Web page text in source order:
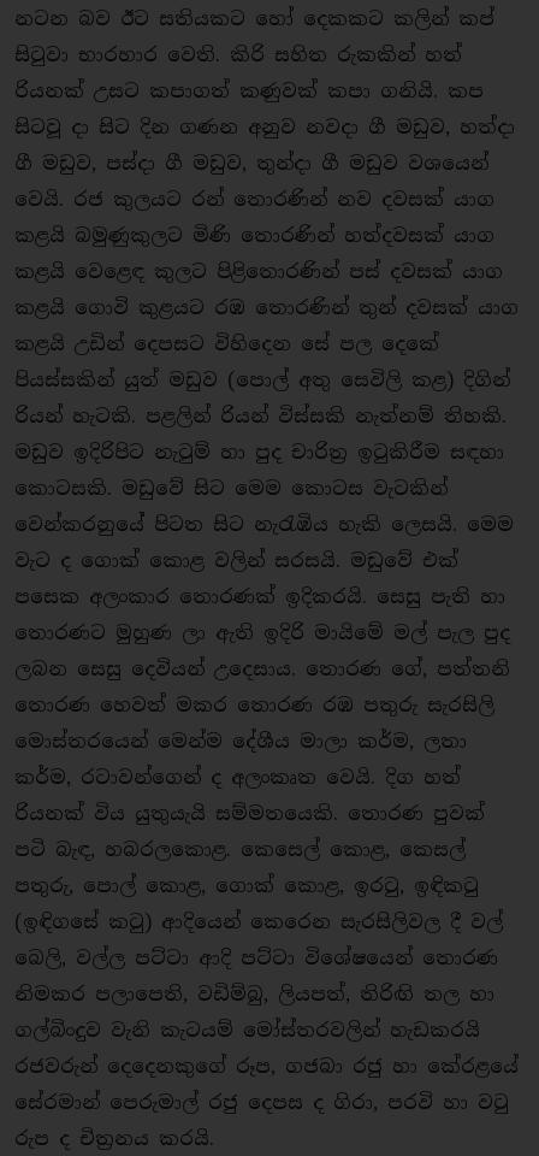
නටන බව ඊට සතියකට හෝ දෙකකට කලින් කප්
සිටුවා භාරහාර වෙති. කිරි සහිත රුකකින් හත්
රියනක් උසට කපාගත් කණුවක් කපා ගනියි. කප
සිටවූ දා සිට දින ගණන අනුව නවදා ගී මඩුව, හත්දා
ගී මඩුව, පස්දා ගී මඩුව, තුන්දා ගී මඩුව වශයෙන්
වෙයි. රජ කුලයට රන් තොරණින් නව දවසක් යාග
කළයි බමුණුකුලට මිණි තොරණින් හත්දවසක් යාග
කළයි වෙළෙඳ කුලට පිළිතොරණින් පස් දවසක් යාග
කළයි ගොවි කුළයට රඹ තොරණින් තුන් දවසක් යාග
කළයි උඩින් දෙපසට විහිදෙන සේ පල දෙකේ
පියස්සකින් යුත් මඩුව (පොල් අතු සෙවිලි කළ) දිගින්
රියන් හැටකි. පළලින් රියන් විස්සකි නැත්නම් තිහකි.
මඩුව ඉදිරිපිට නැටුම් හා පුද චාරිත‍්‍ර ඉටුකිරීම සඳහා
කොටසකි. මඩුවේ සිට මෙම කොටස වැටකින්
වෙන්කරනුයේ් පිටත සිට නැරැඹිය හැකි ලෙසයි. මෙම
වැට ද ගොක් කොළ වලින් සරසයි. මඩුවේ එක්
පසෙක අලංකාර තොරණක් ඉදිකරයි. සෙසු පැති හා
තොරණට මුහුණ ලා ඇති ඉදිරි මායිමේ මල් පැල පුද
ලබන සෙසු දෙවියන් උදෙසාය. තොරණ ගේ, පත්තනි
තොරණ හෙවත් මකර තොරණ රඹ පතුරු සැරසිලි
මොස්තරයෙන් මෙන්ම දේශීය මාලා කර්ම, ලතා
කර්ම, රටාවන්ගෙන් ද අලංකෘත වෙයි. දිග හත්
රියනක් විය යුතුයැයි සම්මතයෙකි. තොරණ පුවක්
පටි බැඳ, හබරලකොළ. කෙසෙල් කොළ, කෙසල්
පතුරු, පොල් කොළ, ගොක් කොළ, ඉරටු, ඉඳිකටු
(ඉඳිගසේ කටු) ආදියෙන් කෙරෙන සැරසිලිවල දී වල්
බෙලි, වල්ල පට්ටා ආදි පට්ටා විශේෂයෙන් තොරණ
නිමකර පලාපෙති, වඩිම්බු, ලියපත්, තිරිඟි තල හා
ගල්බිංදුව වැනි කැටයම් මෝස්තරවලින් හැඩකරයි
රජවරුන් දෙදෙනකුගේ රූප, ගජබා රජු හා කේරළයේ
සේරමාන් පෙරුමාල් රජු දෙපස ද ගිරා, පරවි හා වටු
රුප ද චිත‍්‍රනය කරයි.